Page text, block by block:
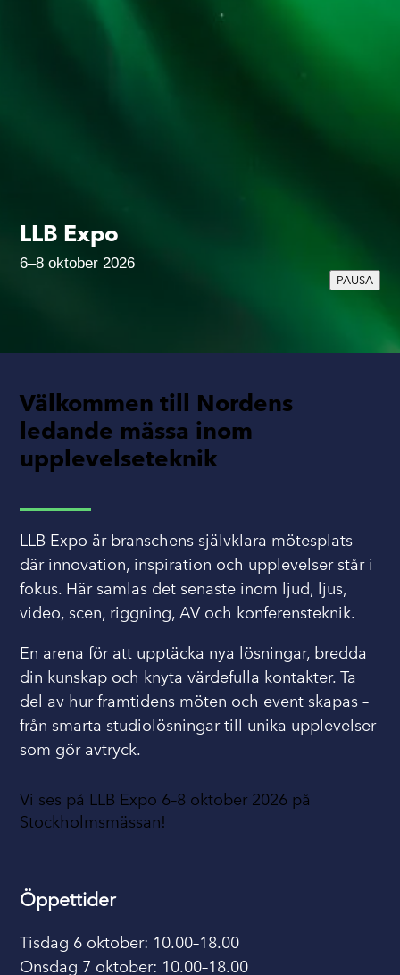
LLB Expo
6–8 oktober 2026
PAUSA
Välkommen till Nordens
ledande mässa inom
upplevelseteknik
LLB Expo är branschens självklara mötesplats
där innovation, inspiration och upplevelser står i
fokus. Här samlas det senaste inom ljud, ljus,
video, scen, riggning, AV och konferensteknik.
En arena för att upptäcka nya lösningar, bredda
din kunskap och knyta värdefulla kontakter. Ta
del av hur framtidens möten och event skapas –
från smarta studiolösningar till unika upplevelser
som gör avtryck.
Vi ses på LLB Expo 6–8 oktober 2026 på
Stockholmsmässan!
Öppettider
Tisdag 6 oktober: 10.00–18.00
Onsdag 7 oktober: 10.00–18.00